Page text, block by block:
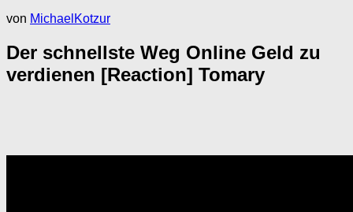
von MichaelKotzur
Der schnellste Weg Online Geld zu
verdienen [Reaction] Tomary